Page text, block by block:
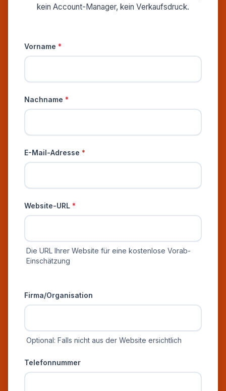
kein Account-Manager, kein Verkaufsdruck.
Vorname *
Nachname *
E-Mail-Adresse *
Website-URL *
Die URL Ihrer Website für eine kostenlose Vorab-
Einschätzung
Firma/Organisation
Optional: Falls nicht aus der Website ersichtlich
Telefonnummer